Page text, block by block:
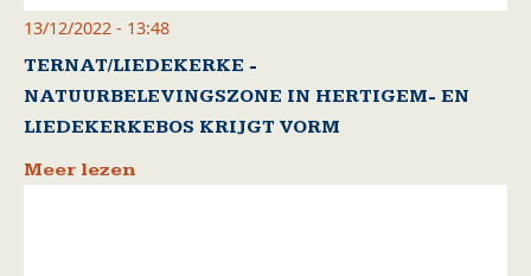
13/12/2022 - 13:48
TERNAT/LIEDEKERKE -
NATUURBELEVINGSZONE IN HERTIGEM- EN
LIEDEKERKEBOS KRIJGT VORM
Meer lezen